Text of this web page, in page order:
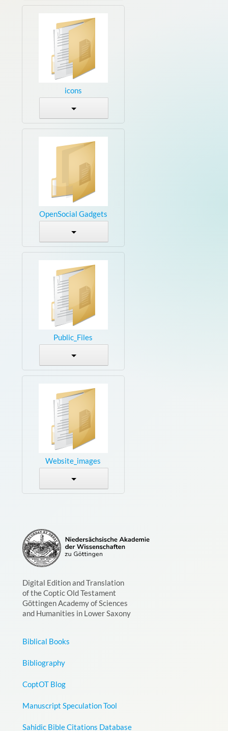
icons
OpenSocial Gadgets
Public_Files
Website_images
Digital Edition and Translation
of the Coptic Old Testament
Göttingen Academy of Sciences
and Humanities in Lower Saxony
Biblical Books
Bibliography
CoptOT Blog
Manuscript Speculation Tool
Sahidic Bible Citations Database